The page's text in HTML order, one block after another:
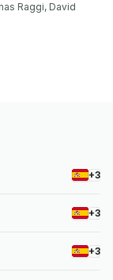
Raggi, David
+3
+3
+3